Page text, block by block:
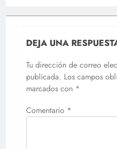
DEJA UNA
Tu dirección de correo
publicada. Los campos
marcados con *
Comentario *